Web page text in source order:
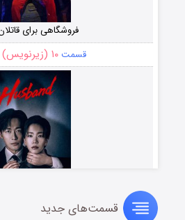
فروشگاهی برای
قسمت۱۰ (زیرنویس)
قسمت‌های جدید